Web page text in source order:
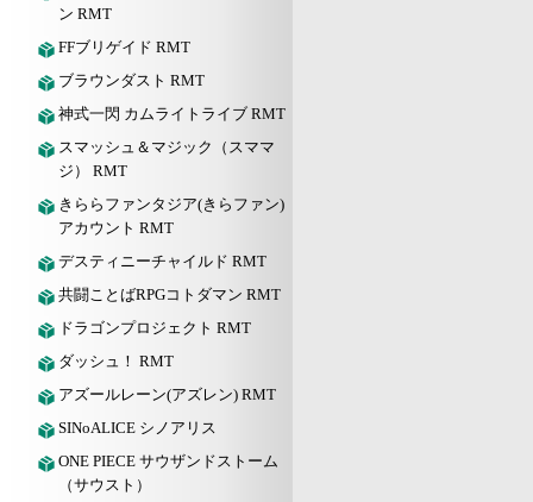
ン RMT
FFブリゲイド RMT
ブラウンダスト RMT
神式一閃 カムライトライブ RMT
スマッシュ＆マジック（スママ
ジ） RMT
きららファンタジア(きらファン)
アカウント RMT
デスティニーチャイルド RMT
共闘ことばRPGコトダマン RMT
ドラゴンプロジェクト RMT
ダッシュ！ RMT
アズールレーン(アズレン) RMT
SINoALICE シノアリス
ONE PIECE サウザンドストーム
（サウスト）